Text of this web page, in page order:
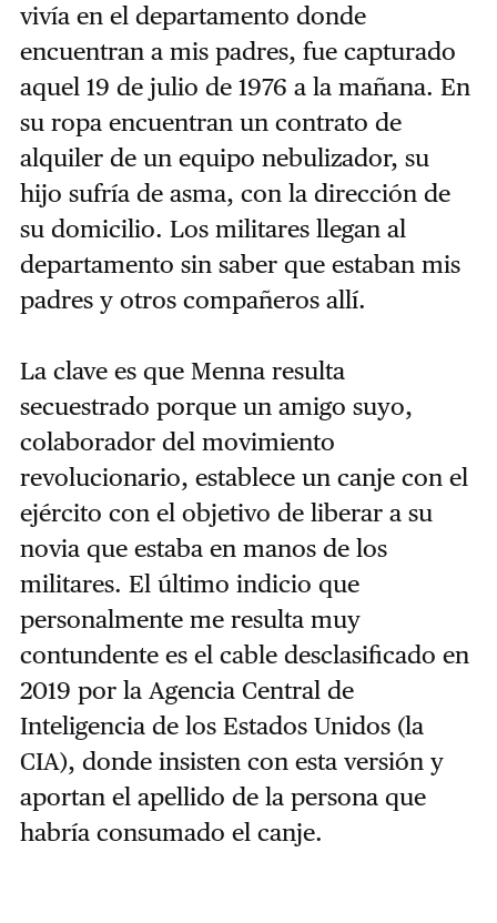
vivía en el departamento donde
encuentran a mis padres, fue capturado
aquel 19 de julio de 1976 a la mañana. En
su ropa encuentran un contrato de
alquiler de un equipo nebulizador, su
hijo sufría de asma, con la dirección de
su domicilio. Los militares llegan al
departamento sin saber que estaban mis
padres y otros compañeros allí.
La clave es que Menna resulta
secuestrado porque un amigo suyo,
colaborador del movimiento
revolucionario, establece un canje con el
ejército con el objetivo de liberar a su
novia que estaba en manos de los
militares. El último indicio que
personalmente me resulta muy
contundente es el cable desclasificado en
2019 por la Agencia Central de
Inteligencia de los Estados Unidos (la
CIA), donde insisten con esta versión y
aportan el apellido de la persona que
habría consumado el canje.